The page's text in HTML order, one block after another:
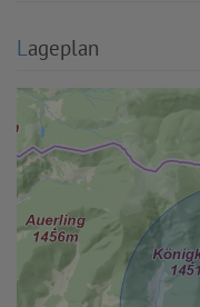
Lageplan